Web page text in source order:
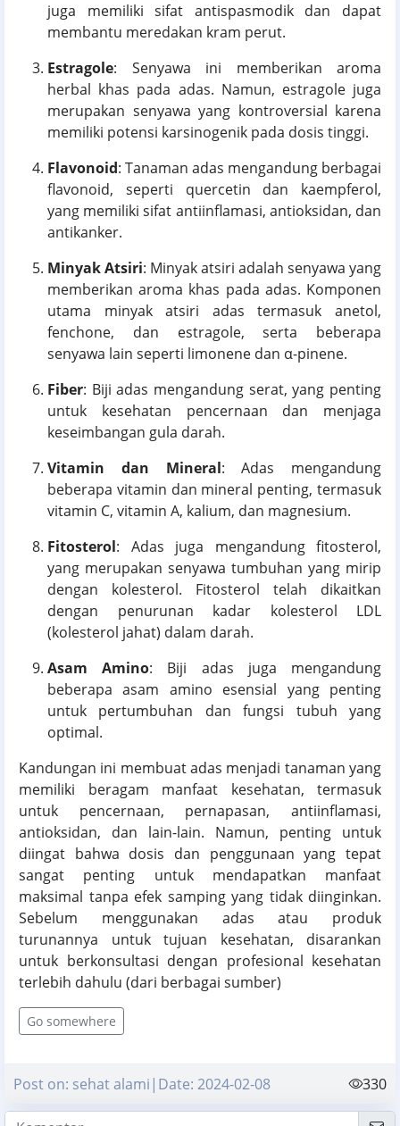
juga memiliki sifat antispasmodik dan dapat
membantu meredakan kram perut.
Estragole: Senyawa ini memberikan aroma
herbal khas pada adas. Namun, estragole juga
merupakan senyawa yang kontroversial karena
memiliki potensi karsinogenik pada dosis tinggi.
Flavonoid: Tanaman adas mengandung berbagai
flavonoid, seperti quercetin dan kaempferol,
yang memiliki sifat antiinflamasi, antioksidan, dan
antikanker.
Minyak Atsiri: Minyak atsiri adalah senyawa yang
memberikan aroma khas pada adas. Komponen
utama minyak atsiri adas termasuk anetol,
fenchone, dan estragole, serta beberapa
senyawa lain seperti limonene dan α-pinene.
Fiber: Biji adas mengandung serat, yang penting
untuk kesehatan pencernaan dan menjaga
keseimbangan gula darah.
Vitamin dan Mineral: Adas mengandung
beberapa vitamin dan mineral penting, termasuk
vitamin C, vitamin A, kalium, dan magnesium.
Fitosterol: Adas juga mengandung fitosterol,
yang merupakan senyawa tumbuhan yang mirip
dengan kolesterol. Fitosterol telah dikaitkan
dengan penurunan kadar kolesterol LDL
(kolesterol jahat) dalam darah.
Asam Amino: Biji adas juga mengandung
beberapa asam amino esensial yang penting
untuk pertumbuhan dan fungsi tubuh yang
optimal.
Kandungan ini membuat adas menjadi tanaman yang
memiliki beragam manfaat kesehatan, termasuk
untuk pencernaan, pernapasan, antiinflamasi,
antioksidan, dan lain-lain. Namun, penting untuk
diingat bahwa dosis dan penggunaan yang tepat
sangat penting untuk mendapatkan manfaat
maksimal tanpa efek samping yang tidak diinginkan.
Sebelum menggunakan adas atau produk
turunannya untuk tujuan kesehatan, disarankan
untuk berkonsultasi dengan profesional kesehatan
terlebih dahulu (dari berbagai sumber)
Go somewhere
Post on: sehat alami|Date: 2024-02-08 330